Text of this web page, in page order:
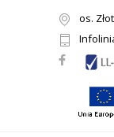
os.